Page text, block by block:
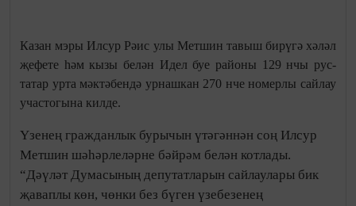
Казан мэры Илсур Рәис улы Метшин тавыш бирүгә хәләл
җефете һәм кызы белән Идел буе районы 129 нчы рус-
татар урта мәктәбендә урнашкан 270 нче номерлы сайлау
участогына килде.
Үзенең гражданлык бурычын үтәгәннән соң Илсур
Метшин шәһәрлеләрне бәйрәм белән котлады.
“Дәүләт Думасының депутатларын сайлаулары бик
җаваплы көн, чөнки без бүген үзебезенең